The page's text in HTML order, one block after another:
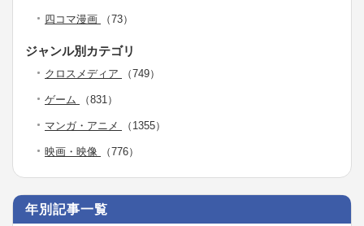
四コマ漫画 （73）
ジャンル別カテゴリ
クロスメディア （749）
ゲーム （831）
マンガ・アニメ （1355）
映画・映像 （776）
年別記事一覧